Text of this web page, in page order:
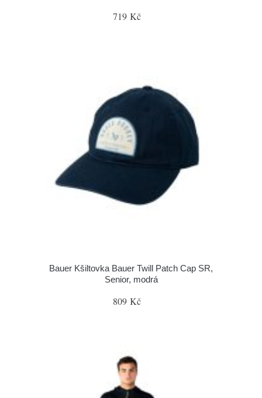
719 Kč
Bauer Kšiltovka Bauer Twill Patch Cap SR,
Senior, modrá
809 Kč